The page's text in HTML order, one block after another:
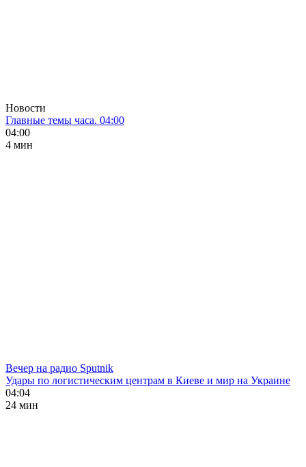
Новости
Главные темы часа. 04:00
04:00
4 мин
Вечер на радио Sputnik
Удары по логистическим центрам в Киеве и мир на Украине
04:04
24 мин